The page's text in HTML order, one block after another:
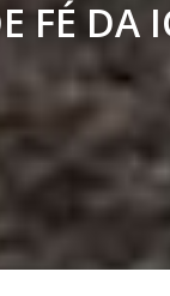
FÉ DA